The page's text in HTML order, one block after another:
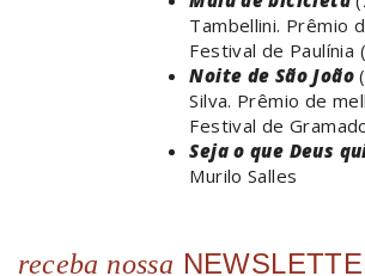
Tambellini. Prêmio
Festival de Paulínia
Noite de São João
Silva. Prêmio de
Festival de
Seja o que Deus
Murilo Salles
receba nossa